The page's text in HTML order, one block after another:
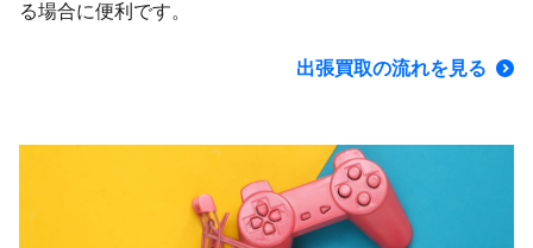
る場合に便利です。
出張買取の流れを見る